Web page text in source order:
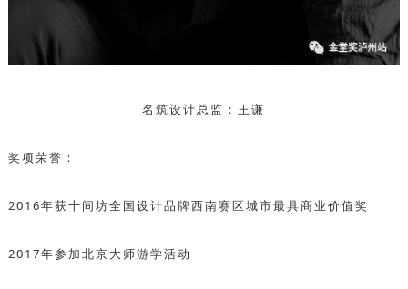
名筑设计总监：王谦
奖项荣誉：
2016年获十间坊全国设计品牌西南赛区城市最具商业价值奖
2017年参加北京大师游学活动